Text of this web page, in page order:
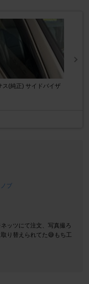
ス(純正) サイドバイザ
ブ
ッツにて注文、写真撮ろ
り替えられてた😅もち工